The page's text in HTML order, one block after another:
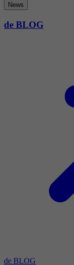
News
de BLOG
de BLOG